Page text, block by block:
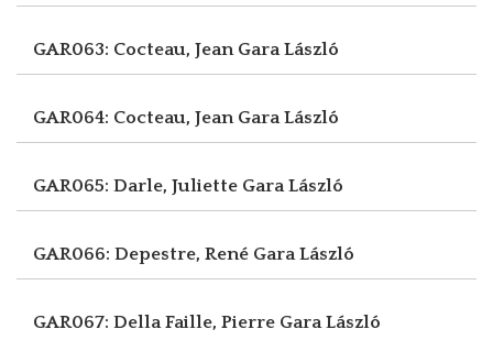
GAR063: Cocteau, Jean Gara László
GAR064: Cocteau, Jean Gara László
GAR065: Darle, Juliette Gara László
GAR066: Depestre, René Gara László
GAR067: Della Faille, Pierre Gara László